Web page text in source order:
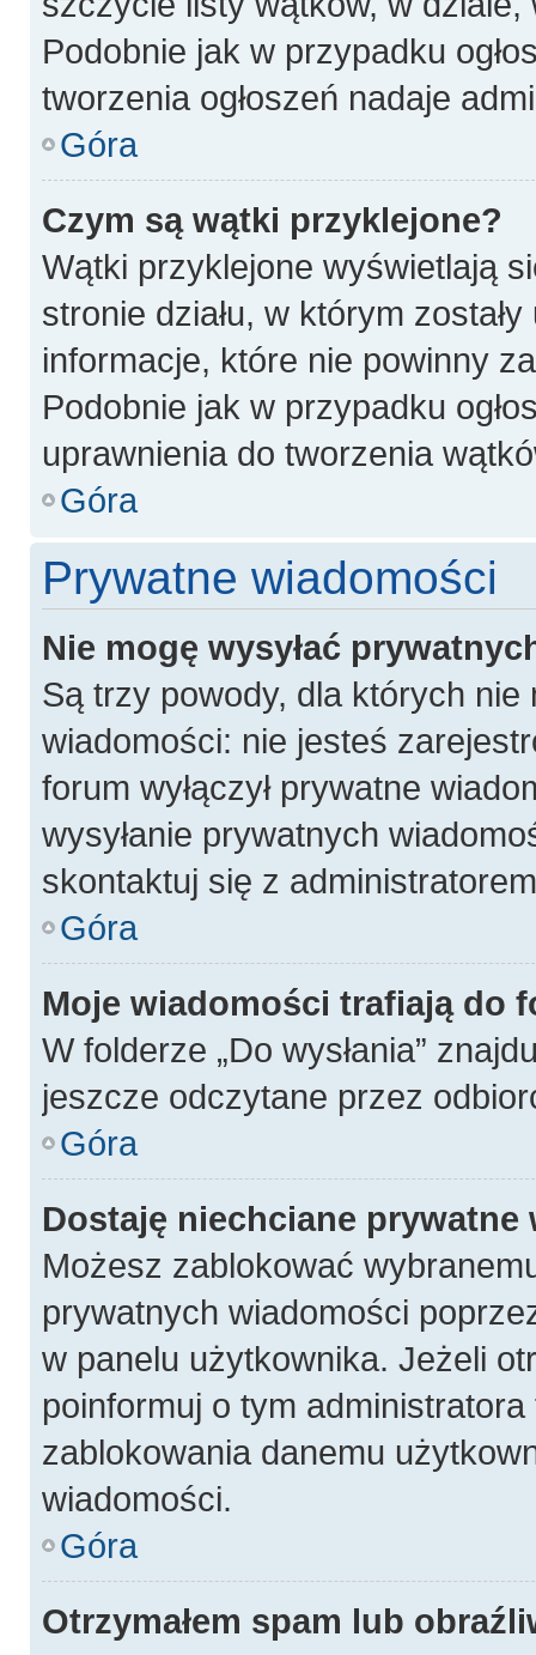
Podobnie jak w przypadku
tworzenia ogłoszeń nadaje
Góra
Czym są wątki przyklejone?
Wątki przyklejone wyświetlają
stronie działu, w którym
informacje, które nie powinny
Podobnie jak w przypadku
uprawnienia do tworzenia
Góra
Prywatne wiadomości
Nie mogę wysyłać
Są trzy powody, dla których nie
wiadomości: nie jesteś
forum wyłączył prywatne
wysyłanie prywatnych
skontaktuj się z
Góra
Moje wiadomości trafiają do
W folderze „Do wysłania”
jeszcze odczytane przez
Góra
Dostaję niechciane prywatne
Możesz zablokować
prywatnych wiadomości
w panelu użytkownika. Jeżeli
poinformuj o tym
zablokowania danemu
wiadomości.
Góra
Otrzymałem spam lub